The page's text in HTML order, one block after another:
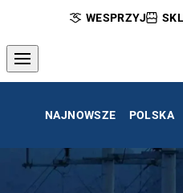
WESPRZYJ
NAJNOWSZE POLSKA